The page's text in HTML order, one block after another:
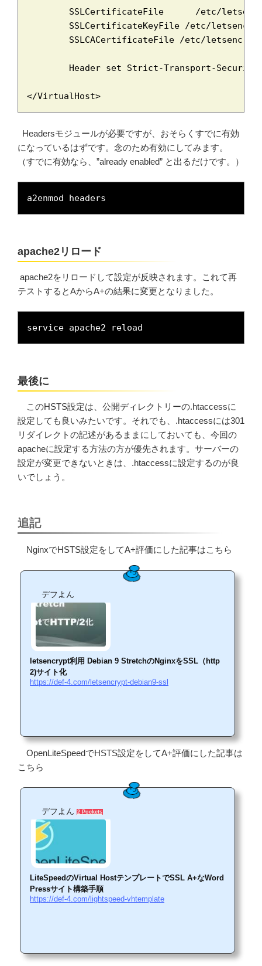
SSLCertificateFile      /etc/
SSLCertificateKeyFile /etc/
SSLCACertificateFile /etc/
</VirtualHost>
Headersモジュールが必要ですが、おそらくすでに有効
になっているはずです。念のため有効にしてみます。
（すでに有効なら、”already enabled” と出るだけです。）
a2enmod headers
apache2リロード
apache2をリロードして設定が反映されます。これて再
テストするとAからA+の結果に変更となりました。
service apache2 reload
最後に
このHSTS設定は、公開ディレクトリーの.htaccessに
設定しても良いみたいです。それでも、.htaccessには301
リダイレクトの記述があるままにしておいても、今回の
apacheに設定する方法の方が優先されます。サーバーの
設定が変更できないときは、.htaccessに設定するのが良
いでしょう。
追記
NginxでHSTS設定をしてA+評価にした記事はこちら
デフよん
letsencrypt利用 Debian 9 StretchのNginxをSSL（http
2)サイト化
https://def-4.com/letsencrypt-debian9-ssl
OpenLiteSpeedでHSTS設定をしてA+評価にした記事は
こちら
デフよん 2 Pockets
LiteSpeedのVirtual HostテンプレートでSSL A+なWord
Pressサイト構築手順
https://def-4.com/lightspeed-vhtemplate